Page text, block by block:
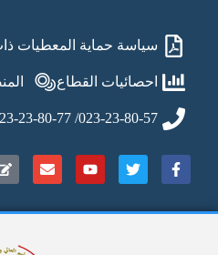
سياسة حماية المعطيات
احصائيات القطاع
023-23-80-57/ 023-23-80-77